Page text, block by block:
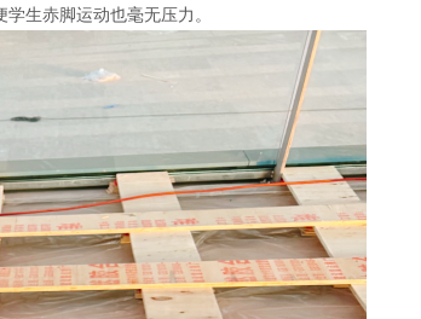
生赤脚运动也毫无压力。